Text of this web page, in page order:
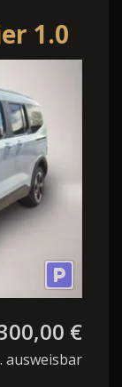
1.0
€
ausweisbar